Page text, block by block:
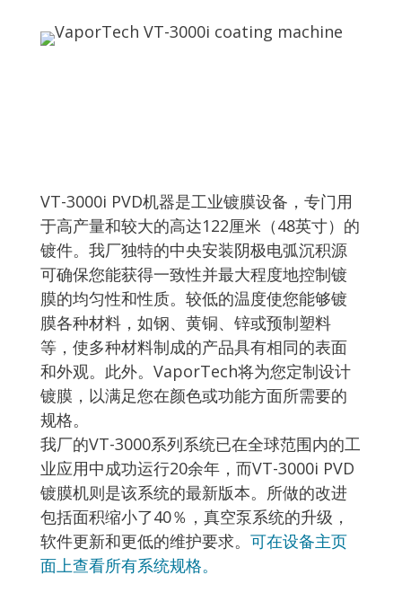
VT-3000i PVD机器是工业镀膜设备，专门用
于高产量和较大的高达122厘米（48英寸）的
镀件。我厂独特的中央安装阴极电弧沉积源
可确保您能获得一致性并最大程度地控制镀
膜的均匀性和性质。较低的温度使您能够镀
膜各种材料，如钢、黄铜、锌或预制塑料
等，使多种材料制成的产品具有相同的表面
和外观。此外。VaporTech将为您定制设计
镀膜，以满足您在颜色或功能方面所需要的
规格。
我厂的VT-3000系列系统已在全球范围内的工
业应用中成功运行20余年，而VT-3000i PVD
镀膜机则是该系统的最新版本。所做的改进
包括面积缩小了40％，真空泵系统的升级，
软件更新和更低的维护要求。 可在设备主页
面上查看所有系统规格。